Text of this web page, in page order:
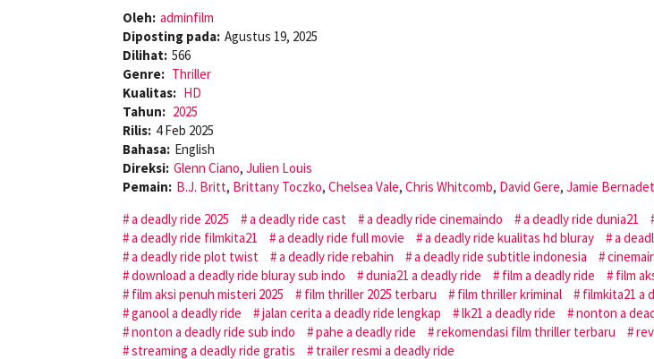
Oleh: adminfilm
Diposting pada: Agustus 19, 2025
Dilihat: 566
Genre: Thriller
Kualitas: HD
Tahun: 2025
Rilis: 4 Feb 2025
Bahasa: English
Direksi: Glenn Ciano, Julien Louis
Pemain: B.J. Britt, Brittany Toczko, Chelsea Vale, Chris Whitcomb, David Gere, Jamie
a deadly ride 2025
a deadly ride cast a deadly ride cinemaindo a deadly ride dunia21
a deadly ride filmkita21
a deadly ride full movie a deadly ride kualitas hd bluray
a
a deadly ride plot twist
a deadly ride rebahin a deadly ride subtitle indonesia
download a deadly ride bluray sub indo
dunia21 a deadly ride film a deadly ride
film
film aksi penuh misteri 2025
film thriller 2025 terbaru film thriller kriminal
filmkita21 a
ganool a deadly ride
jalan cerita a deadly ride lengkap lk21 a deadly ride
nonton a
nonton a deadly ride sub indo
pahe a deadly ride rekomendasi film thriller terbaru
streaming a deadly ride gratis
trailer resmi a deadly ride